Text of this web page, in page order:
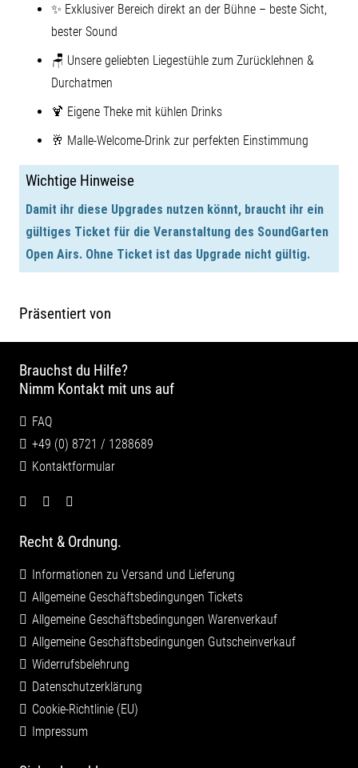
✨ Exklusiver Bereich direkt an der Bühne – beste Sicht,
bester Sound
🪑 Unsere geliebten Liegestühle zum Zurücklehnen &
Durchatmen
🍹 Eigene Theke mit kühlen Drinks
🥂 Malle-Welcome-Drink zur perfekten Einstimmung
Wichtige Hinweise
Damit ihr diese Upgrades nutzen könnt, braucht ihr ein
gültiges Ticket für die Veranstaltung des SoundGarten
Open Airs. Ohne Ticket ist das Upgrade nicht gültig.
Präsentiert von
Brauchst du Hilfe?
Nimm Kontakt mit uns auf
FAQ
+49 (0) 8721 / 1288689
Kontaktformular
Recht & Ordnung.
Informationen zu Versand und Lieferung
Allgemeine Geschäftsbedingungen Tickets
Allgemeine Geschäftsbedingungen Warenverkauf
Allgemeine Geschäftsbedingungen Gutscheinverkauf
Widerrufsbelehrung
Datenschutzerklärung
Cookie-Richtlinie (EU)
Impressum